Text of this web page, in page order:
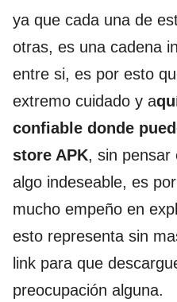
ya que cada una de
otras, es una cadena
entre si, es por esto
extremo cuidado y a
confiable donde
store APK, sin pensar
algo indeseable, es
mucho empeño en
esto representa sin
link para que
preocupación alguna.